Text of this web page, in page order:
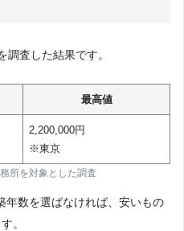
査した結果です。
最高値
2,200,000円
※東京
所を対象とした調査
年数を選ばなければ、安いもの
。